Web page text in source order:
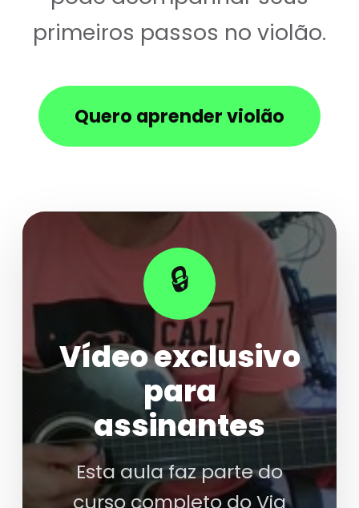
primeiros passos no violão.
Quero aprender violão
🔒
Vídeo exclusivo
para
assinantes
Esta aula faz parte do
curso completo do Via